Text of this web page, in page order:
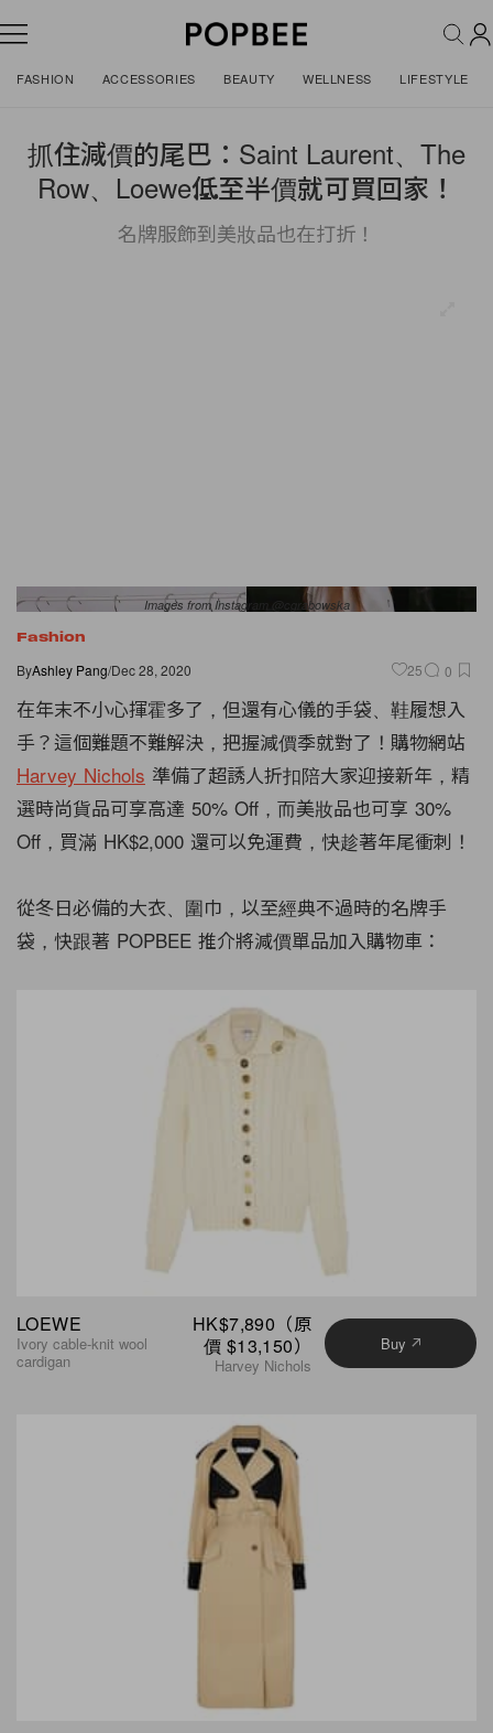
FASHION ACCESSORIES BEAUTY WELLNESS LIFESTYLE
抓住減價的尾巴：Saint Laurent、The
Row、Loewe⋯⋯低至半價就可買回家！
名牌服飾到美妝品也在打折！
Images from Instagram @cgrabowska
Fashion
ByAshley Pang/Dec 28, 2020 25 0
在年末不小心揮霍多了，但還有心儀的手袋、鞋履想入
手？這個難題不難解決，把握減價季就對了！購物網站
Harvey Nichols 準備了超誘人折扣陪大家迎接新年，精
選時尚貨品可享高達 50% Off，而美妝品也可享 30%
Off，買滿 HK$2,000 還可以免運費，快趁著年尾衝刺！
從冬日必備的大衣、圍巾，以至經典不過時的名牌手
袋，快跟著 POPBEE 推介將減價單品加入購物車：
LOEWE
Ivory cable-knit wool
cardigan
HK$7,890（原
價 $13,150）
Harvey Nichols
Buy